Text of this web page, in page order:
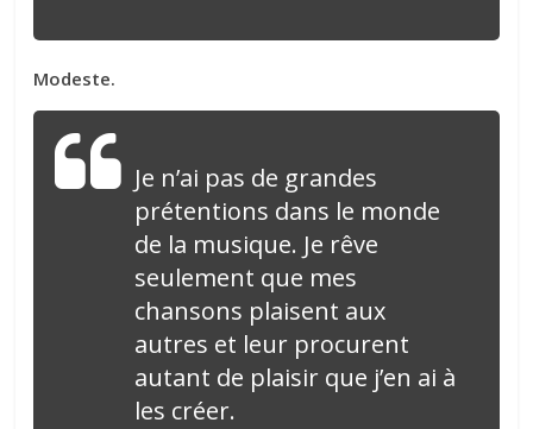
Modeste.
Je n’ai pas de grandes
prétentions dans le monde
de la musique. Je rêve
seulement que mes
chansons plaisent aux
autres et leur procurent
autant de plaisir que j’en ai à
les créer.